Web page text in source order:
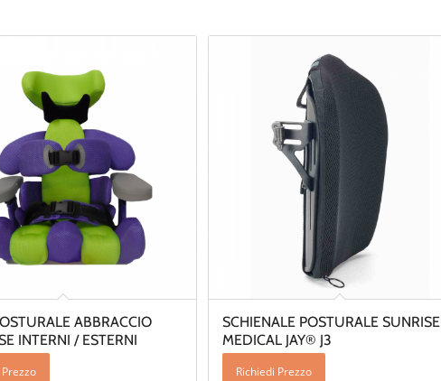
ABBRACCIO
INTERNI / ESTERNI
SCHIENALE POSTURALE SUNRISE
MEDICAL JAY® J3
Richiedi Prezzo